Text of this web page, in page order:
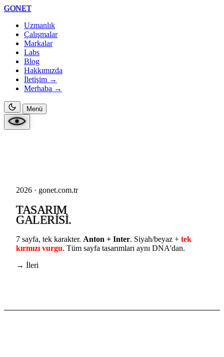
GONET
Uzmanlık
Çalışmalar
Markalar
Labs
Blog
Hakkımızda
İletişim →
Merhaba →
Menü
2026 · gonet.com.tr
TASARIM
GALERISI.
7 sayfa, tek karakter. Anton + Inter. Siyah/beyaz + tek
kırmızı vurgu. Tüm sayfa tasarımları aynı DNA'dan.
→ İleri